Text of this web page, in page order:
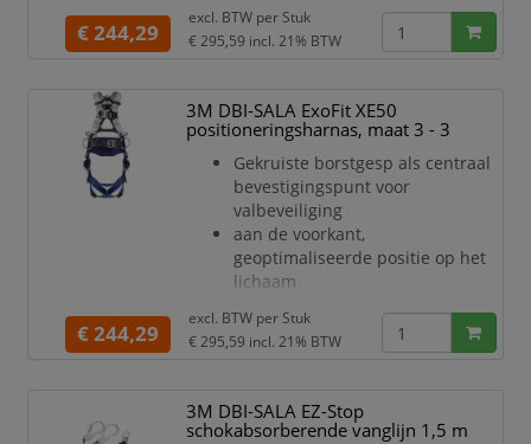
een snelle, veilige en
comfortabele
Optionele comfort padding
verkrijgbaar als accessoire (apart
bestellen)
Optionele schoudervullingen zijn
ontworpen als een juk om
ongemakkelijk schuren in de nek
te verminderen
Met geïntegreerde pSRL-tunnel
kunt u
€ 244,29
excl. BTW per Stuk
€ 295,59 incl. 21% BTW
3M DBI-SALA ExoFit XE50
positioneringsharnas, maat 3 - 3
Gekruiste borstgesp als centraal
bevestigingspunt voor
valbeveiliging
aan de voorkant,
geoptimaliseerde positie op het
lichaam
een snelle, veilige en
comfortabele
Optionele comfort padding
verkrijgbaar als accessoire (apart
€ 244,29
excl. BTW per Stuk
€ 295,59 incl. 21% BTW
3M DBI-SALA EZ-Stop
schokabsorberende vanglijn 1,5 m